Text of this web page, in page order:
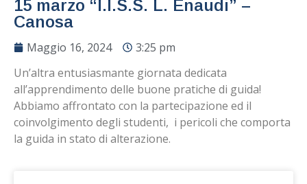
15 marzo “I.I.S.S. L. Enaudi” –
Canosa
Maggio 16, 2024
3:25 pm
Un’altra entusiasmante giornata dedicata
all’apprendimento delle buone pratiche di guida!
Abbiamo affrontato con la partecipazione ed il
coinvolgimento degli studenti, i pericoli che comporta
la guida in stato di alterazione.